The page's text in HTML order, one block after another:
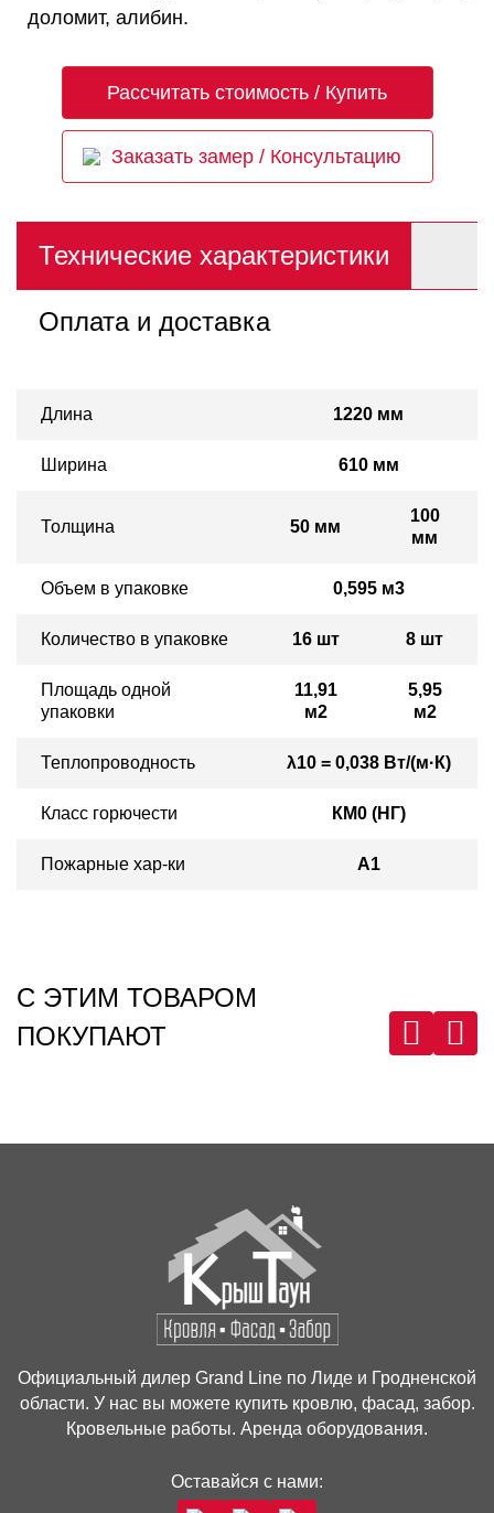
доломит, алибин.
Рассчитать стоимость / Купить
Заказать замер / Консультацию
Технические характеристики
Оплата и доставка
Длина 1220 мм
Ширина 610 мм
Толщина 50 мм
100
мм
Объем в упаковке 0,595 м3
Количество в упаковке 16 шт 8 шт
Площадь одной
упаковки
11,91
м2
5,95
м2
Теплопроводность λ10 = 0,038 Вт/(м·К)
Класс горючести КМ0 (НГ)
Пожарные хар-ки А1
1 Самовывоз г. Лида
г. Лида, ул.Советская 70Б
Смотреть на карте
Пн-Пт: 9:00–18:00
Сб, Вс - выходной
Доставка по г. Лида
Стоимость доставки – 25 рублей
С ЭТИМ ТОВАРОМ
ПОКУПАЮТ
Официальный дилер Grand Line по Лиде и Гродненской
области. У нас вы можете купить кровлю, фасад, забор.
Кровельные работы. Аренда оборудования.
Оставайся с нами: